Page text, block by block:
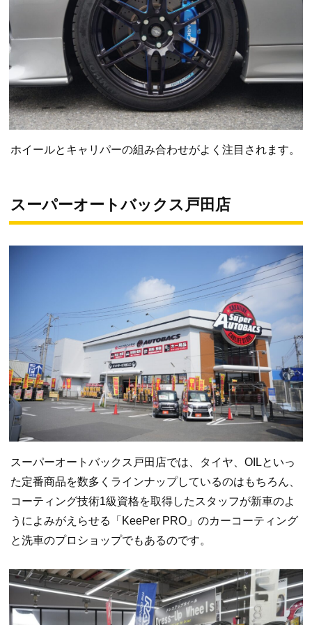
ホイールとキャリパーの組み合わせがよく注目されます。
スーパーオートバックス戸田店
スーパーオートバックス戸田店では、タイヤ、OILといっ
た定番商品を数多くラインナップしているのはもちろん、
コーティング技術1級資格を取得したスタッフが新車のよ
うによみがえらせる「KeePer PRO」のカーコーティング
と洗車のプロショップでもあるのです。